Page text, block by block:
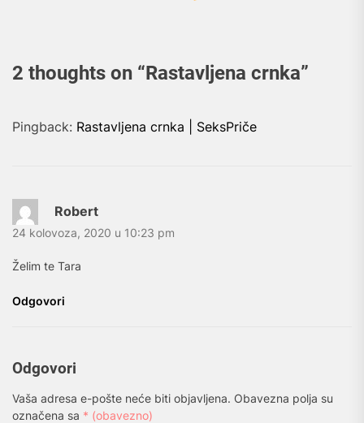
2 thoughts on “Rastavljena crnka”
Pingback: Rastavljena crnka | SeksPriče
Robert
24 kolovoza, 2020 u 10:23 pm
Želim te Tara
Odgovori
Odgovori
Vaša adresa e-pošte neće biti objavljena. Obavezna polja su
označena sa * (obavezno)